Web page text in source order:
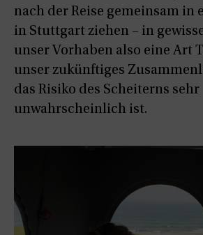
nach der Reise gemeinsam in
in Stuttgart ziehen – in
unser Vorhaben also eine Art
unser zukünftiges
das Risiko des Scheiterns sehr
unwahrscheinlich ist.